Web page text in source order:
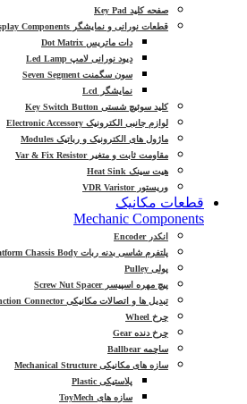
صفحه کلید Key Pad
قطعات نورانی و نمایشگر Light & Display Components
دات ماتریس Dot Matrix
دیود نورانی لامپ Led Lamp
سون سگمنت Seven Segment
نمایشگر Lcd
کلید سوئیچ شستی Key Switch Button
لوازم جانبی الکترونیک Electronic Accessory
ماژول های الکترونیک و رباتیک Modules
مقاومت ثابت و متغیر Var & Fix Resistor
هیت سینک Heat Sink
وریستور VDR Varistor
قطعات مکانیک
Mechanic Components
انکدر Encoder
پلتفرم شاسی بدنه ربات Platform Chassis Body
پولی Pulley
پیچ مهره اسپیسر Screw Nut Spacer
تبدیل ها و اتصالات مکانیکی Junction Connector
چرخ Wheel
چرخ دنده Gear
ساچمه Ballbear
سازه های مکانیکی Mechanical Structure
پلاستیکی Plastic
سازه های ToyMech